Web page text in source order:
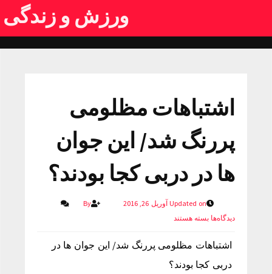
ورزش و زندگی
اشتباهات مظلومی
پررنگ شد/ این جوان
ها در دربی کجا بودند؟
Updated on آوریل 26, 2016
By
دیدگاه‌هابسته هستند
اشتباهات مظلومی پررنگ شد/ این جوان ها در
دربی کجا بودند؟